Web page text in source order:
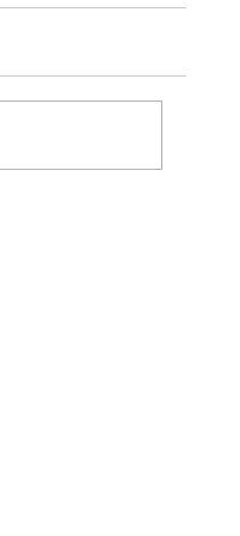
8월 1일부터 13일까지
녀옵니다. 관심과 기도
늘푸른교회에서 9월 25
다. 등록마감은 8월 7일